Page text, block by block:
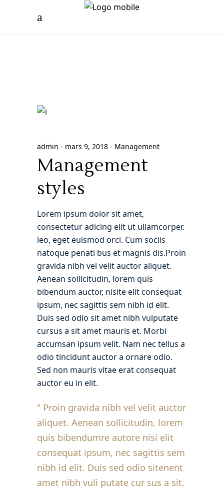
admin mars 9, 2018 Management
Management
styles
Lorem ipsum dolor sit amet,
consectetur adicing elit ut ullamcorper.
leo, eget euismod orci. Cum sociis
natoque penati bus et magnis dis.Proin
gravida nibh vel velit auctor aliquet.
Aenean sollicitudin, lorem quis
bibendum auctor, nisite elit consequat
ipsum, nec sagittis sem nibh id elit.
Duis sed odio sit amet nibh vulputate
cursus a sit amet mauris et. Morbi
accumsan ipsum velit. Nam nec tellus a
odio tincidunt auctor a ornare odio.
Sed non mauris vitae erat consequat
auctor eu in elit.
Proin gravida nibh vel velit auctor
aliquet. Aenean sollicitudin, lorem
quis bibendumre autore nisi elit
consequat ipsum, nec sagittis sem
nibh id elit. Duis sed odio sitenent
amet nibh vuli putate cur sus a sit.